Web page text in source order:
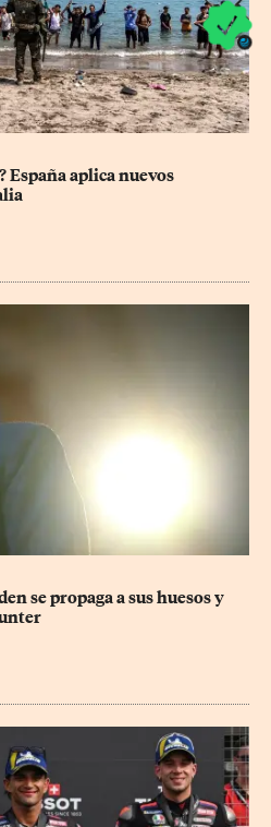
España aplica nuevos
se propaga a sus huesos y